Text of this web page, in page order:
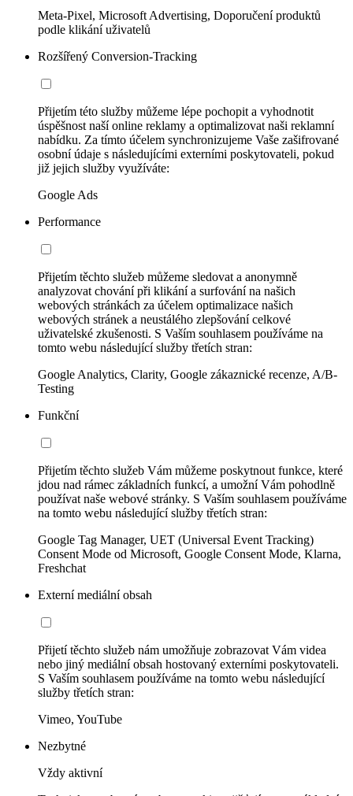
Meta-Pixel, Microsoft Advertising, Doporučení produktů
podle klikání uživatelů
Rozšířený Conversion-Tracking
Přijetím této služby můžeme lépe pochopit a vyhodnotit
úspěšnost naší online reklamy a optimalizovat naši reklamní
nabídku. Za tímto účelem synchronizujeme Vaše zašifrované
osobní údaje s následujícími externími poskytovateli, pokud
již jejich služby využíváte:
Google Ads
Performance
Přijetím těchto služeb můžeme sledovat a anonymně
analyzovat chování při klikání a surfování na našich
webových stránkách za účelem optimalizace našich
webových stránek a neustálého zlepšování celkové
uživatelské zkušenosti. S Vaším souhlasem používáme na
tomto webu následující služby třetích stran:
Google Analytics, Clarity, Google zákaznické recenze, A/B-
Testing
Funkční
Přijetím těchto služeb Vám můžeme poskytnout funkce, které
jdou nad rámec základních funkcí, a umožní Vám pohodlně
používat naše webové stránky. S Vaším souhlasem používáme
na tomto webu následující služby třetích stran:
Google Tag Manager, UET (Universal Event Tracking)
Consent Mode od Microsoft, Google Consent Mode, Klarna,
Freshchat
Externí mediální obsah
Přijetí těchto služeb nám umožňuje zobrazovat Vám videa
nebo jiný mediální obsah hostovaný externími poskytovateli.
S Vaším souhlasem používáme na tomto webu následující
služby třetích stran:
Vimeo, YouTube
Nezbytné
Vždy aktivní